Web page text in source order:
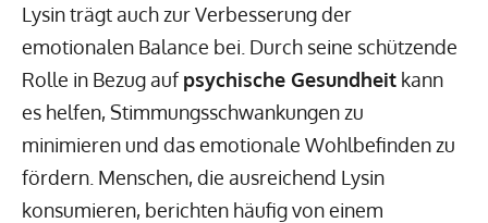
Lysin trägt auch zur Verbesserung der
emotionalen Balance bei. Durch seine schützende
Rolle in Bezug aufpsychische Gesundheit kann
es helfen, Stimmungsschwankungen zu
minimieren und das emotionale Wohlbefinden zu
fördern. Menschen, die ausreichend Lysin
konsumieren, berichten häufig von einem